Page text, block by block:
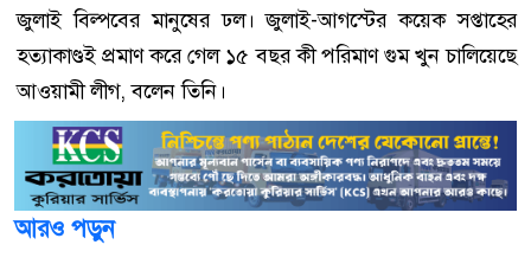
জুলাই বিল্পবের মানুষের ঢল। জুলাই-আগস্টের কয়েক সপ্তাহের
হত্যাকাণ্ডই প্রমাণ করে গেল ১৫ বছর কী পরিমাণ গুম খুন চালিয়েছে
আওয়ামী লীগ, বলেন তিনি।
আরও পড়ুন